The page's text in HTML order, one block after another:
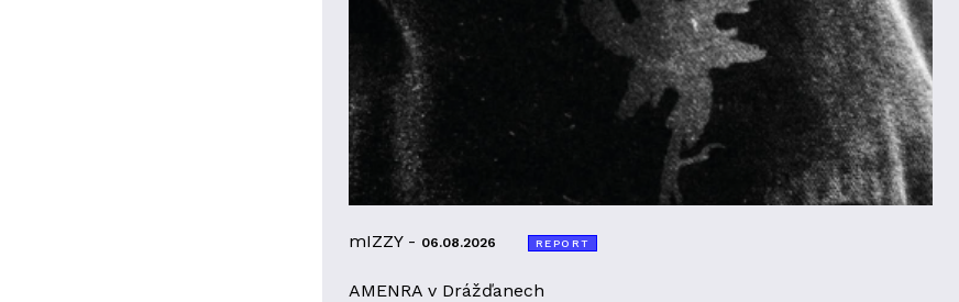
mIZZY - 06.08.2026 REPORT
AMENRA v Drážďanech